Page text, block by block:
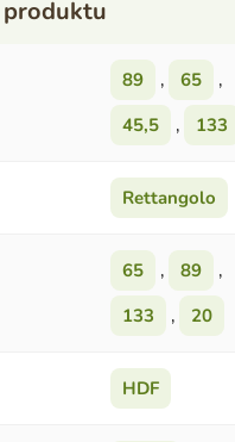
89 , 65
,
45,5
, 133
Rettangolo
65 , 89
,
133
, 20
HDF